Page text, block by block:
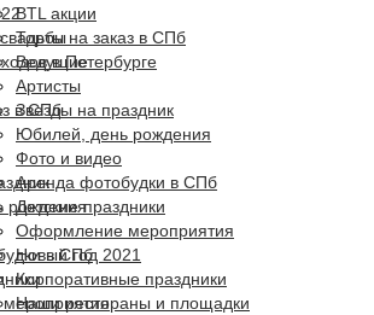
BTL акции
Торты на заказ в СПб
Ведущие
Артисты
Звезды на праздник
Юбилей, день рождения
Фото и видео
Аренда фотобудки в СПб
Детские праздники
Оформление мероприятия
Новый год 2021
Корпоративные праздники
Наши рестораны и площадки
в Петербурге
в СПб
рождения
в СПб